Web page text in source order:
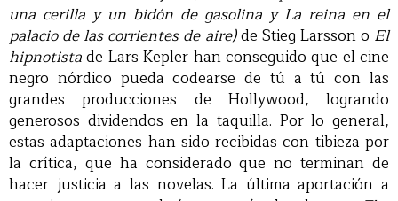
una cerilla y un bidón de gasolina y La reina en el
palacio de las corrientes de aire)de Stieg Larsson o El
hipnotistade Lars Kepler han conseguido que el cine
negro nórdico pueda codearse de tú a tú con las
grandes producciones de Hollywood, logrando
generosos dividendos en la taquilla. Por lo general,
estas adaptaciones han sido recibidas con tibieza por
la crítica, que ha considerado que no terminan de
hacer justicia a las novelas. La última aportación a